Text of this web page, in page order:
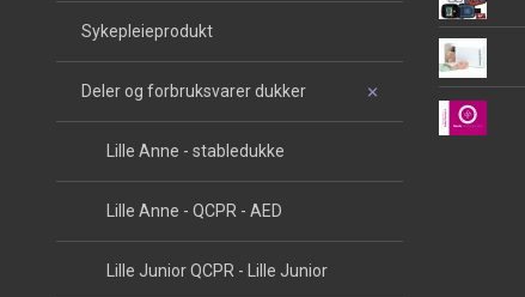
Sykepleieprodukt
Deler og forbruksvarer dukker
Lille Anne - stabledukke
Lille Anne - QCPR - AED
Lille Junior QCPR - Lille Junior